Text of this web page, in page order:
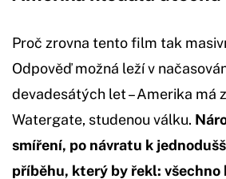
Proč zrovna tento film tak
Odpověď možná leží v
devadesátých let – Amerika má
Watergate, studenou válku.
smíření, po návratu k
příběhu, který by řekl: všechno